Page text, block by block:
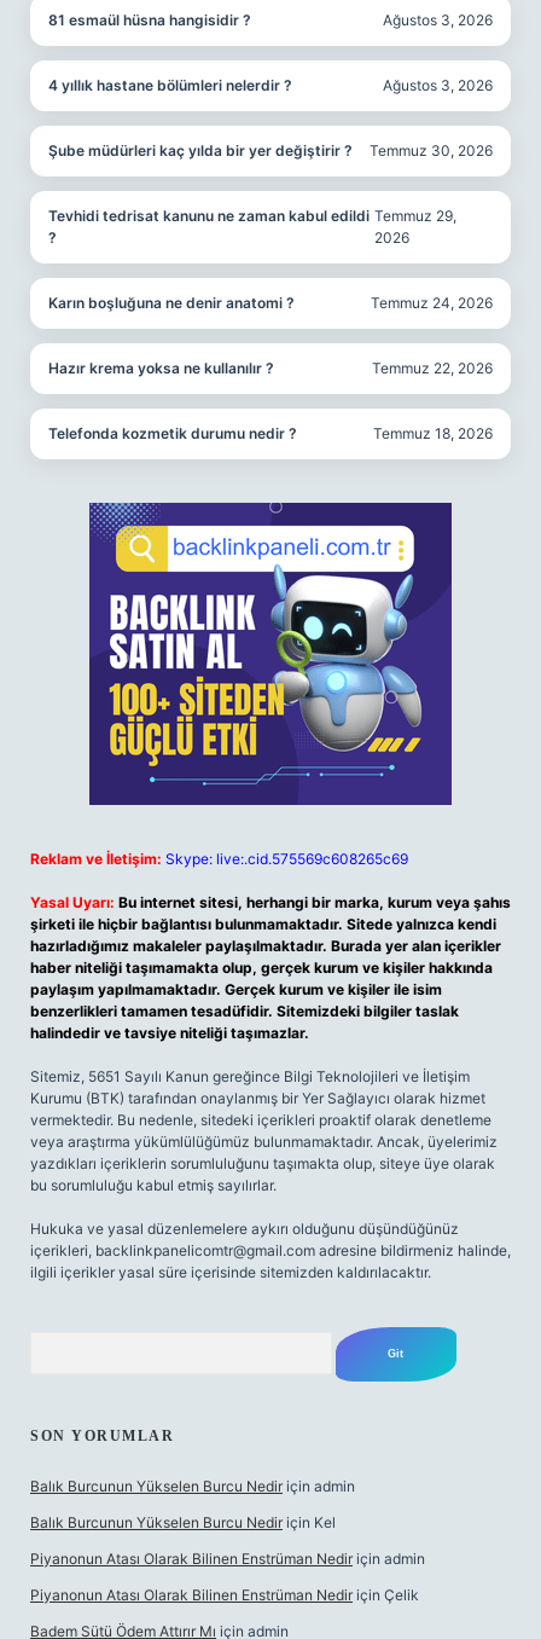
81 esmaül hüsna hangisidir ? Ağustos 3, 2026
4 yıllık hastane bölümleri nelerdir ? Ağustos 3, 2026
Şube müdürleri kaç yılda bir yer değiştirir ? Temmuz 30, 2026
Tevhidi tedrisat kanunu ne zaman kabul edildi
?
Temmuz 29,
2026
Karın boşluğuna ne denir anatomi ? Temmuz 24, 2026
Hazır krema yoksa ne kullanılır ? Temmuz 22, 2026
Telefonda kozmetik durumu nedir ? Temmuz 18, 2026
Reklam ve İletişim: Skype: live:.cid.575569c608265c69
Yasal Uyarı: Bu internet sitesi, herhangi bir marka, kurum veya şahıs
şirketi ile hiçbir bağlantısı bulunmamaktadır. Sitede yalnızca kendi
hazırladığımız makaleler paylaşılmaktadır. Burada yer alan içerikler
haber niteliği taşımamakta olup, gerçek kurum ve kişiler hakkında
paylaşım yapılmamaktadır. Gerçek kurum ve kişiler ile isim
benzerlikleri tamamen tesadüfidir. Sitemizdeki bilgiler taslak
halindedir ve tavsiye niteliği taşımazlar.
Sitemiz, 5651 Sayılı Kanun gereğince Bilgi Teknolojileri ve İletişim
Kurumu (BTK) tarafından onaylanmış bir Yer Sağlayıcı olarak hizmet
vermektedir. Bu nedenle, sitedeki içerikleri proaktif olarak denetleme
veya araştırma yükümlülüğümüz bulunmamaktadır. Ancak, üyelerimiz
yazdıkları içeriklerin sorumluluğunu taşımakta olup, siteye üye olarak
bu sorumluluğu kabul etmiş sayılırlar.
Hukuka ve yasal düzenlemelere aykırı olduğunu düşündüğünüz
içerikleri, backlinkpanelicomtr@gmail.com adresine bildirmeniz halinde,
ilgili içerikler yasal süre içerisinde sitemizden kaldırılacaktır.
SON YORUMLAR
Balık Burcunun Yükselen Burcu Nedir için admin
Balık Burcunun Yükselen Burcu Nedir için Kel
Piyanonun Atası Olarak Bilinen Enstrüman Nedir için admin
Piyanonun Atası Olarak Bilinen Enstrüman Nedir için Çelik
Badem Sütü Ödem Attırır Mı için admin